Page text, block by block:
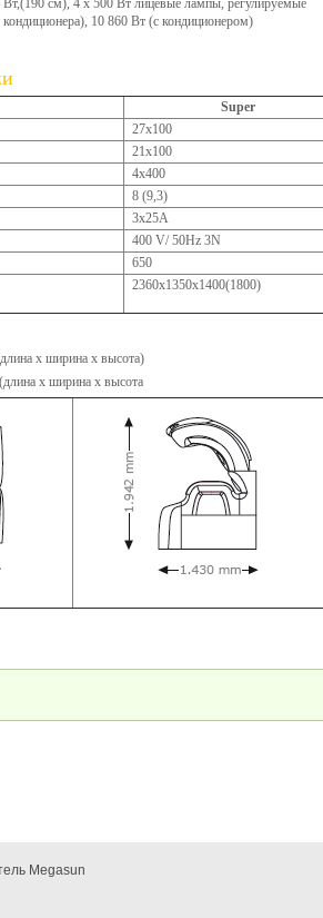
10 860 Вт (с кондиционером)
Super
27х100
21х100
4х400
8 (9,3)
3х25А
400 V/ 50Hz 3N
650
2360х1350х1400(1800)
x ширина x высота)
x ширина x высота
Megasun